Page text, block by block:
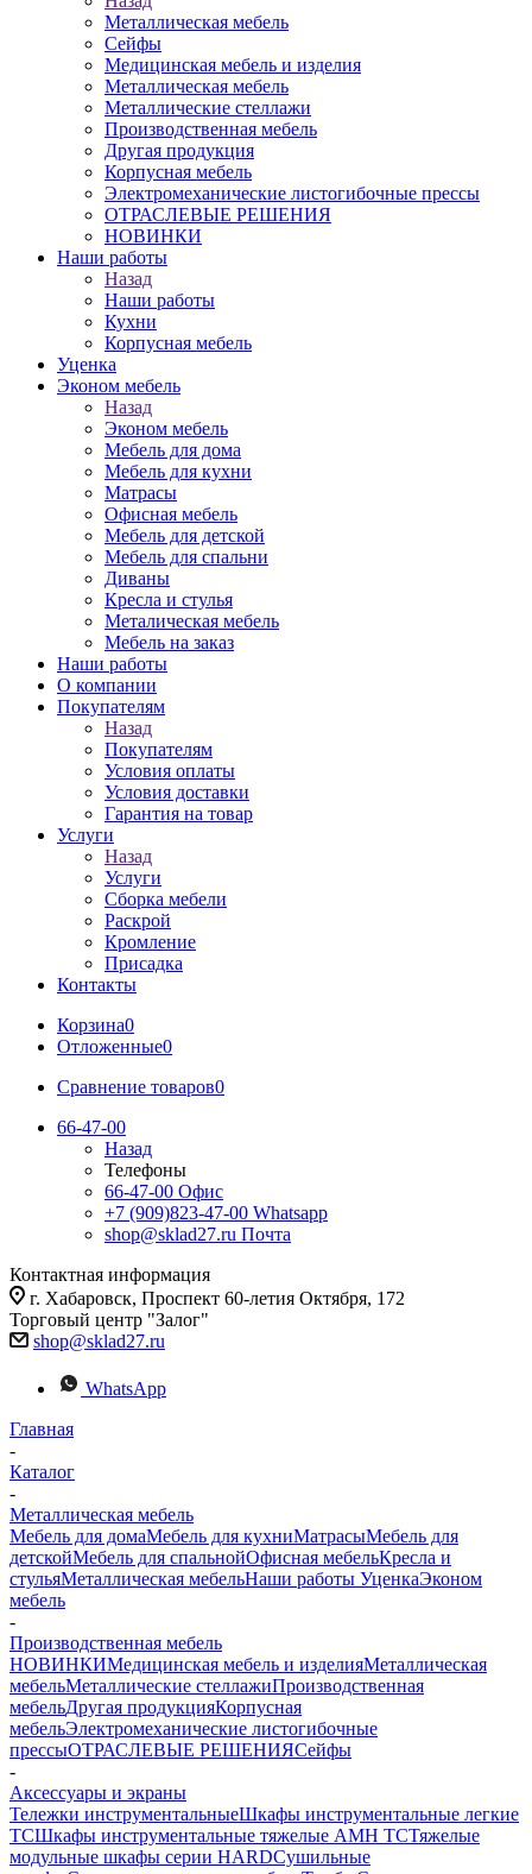
Металлическая мебель
Сейфы
Медицинская мебель и изделия
Металлическая мебель
Металлические стеллажи
Производственная мебель
Другая продукция
Корпусная мебель
Электромеханические листогибочные прессы
ОТРАСЛЕВЫЕ РЕШЕНИЯ
НОВИНКИ
Наши работы
Назад
Наши работы
Кухни
Корпусная мебель
Уценка
Эконом мебель
Назад
Эконом мебель
Мебель для дома
Мебель для кухни
Матрасы
Офисная мебель
Мебель для детской
Мебель для спальни
Диваны
Кресла и стулья
Металическая мебель
Мебель на заказ
Наши работы
О компании
Покупателям
Назад
Покупателям
Условия оплаты
Условия доставки
Гарантия на товар
Услуги
Назад
Услуги
Сборка мебели
Раскрой
Кромление
Присадка
Контакты
Корзина0
Отложенные0
Сравнение товаров0
66-47-00
Назад
Телефоны
66-47-00 Офис
+7 (909)823-47-00 Whatsapp
shop@sklad27.ru Почта
Контактная информация
г. Хабаровск, Проспект 60-летия Октября, 172
Торговый центр "Залог"
shop@sklad27.ru
WhatsApp
Главная
-
Каталог
-
Металлическая мебель
Мебель для домаМебель для кухниМатраcыМебель для
детскойМебель для спальнойОфисная мебельКресла и
стульяМеталлическая мебельНаши работы УценкаЭконом
мебель
-
Производственная мебель
НОВИНКИМедицинская мебель и изделияМеталлическая
мебельМеталлические стеллажиПроизводственная
мебельДругая продукцияКорпусная
мебельЭлектромеханические листогибочные
прессыОТРАСЛЕВЫЕ РЕШЕНИЯСейфы
-
Аксессуары и экраны
Тележки инструментальныеШкафы инструментальные легкие
ТСШкафы инструментальные тяжелые AMH TCТяжелые
модульные шкафы серии HARDCушильные